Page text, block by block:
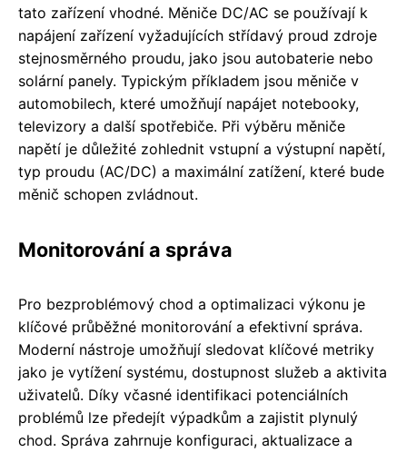
tato zařízení vhodné. Měniče DC/AC se používají k
napájení zařízení vyžadujících střídavý proud zdroje
stejnosměrného proudu, jako jsou autobaterie nebo
solární panely. Typickým příkladem jsou měniče v
automobilech, které umožňují napájet notebooky,
televizory a další spotřebiče. Při výběru měniče
napětí je důležité zohlednit vstupní a výstupní napětí,
typ proudu (AC/DC) a maximální zatížení, které bude
měnič schopen zvládnout.
Monitorování a správa
Pro bezproblémový chod a optimalizaci výkonu je
klíčové průběžné monitorování a efektivní správa.
Moderní nástroje umožňují sledovat klíčové metriky
jako je vytížení systému, dostupnost služeb a aktivita
uživatelů. Díky včasné identifikaci potenciálních
problémů lze předejít výpadkům a zajistit plynulý
chod. Správa zahrnuje konfiguraci, aktualizace a